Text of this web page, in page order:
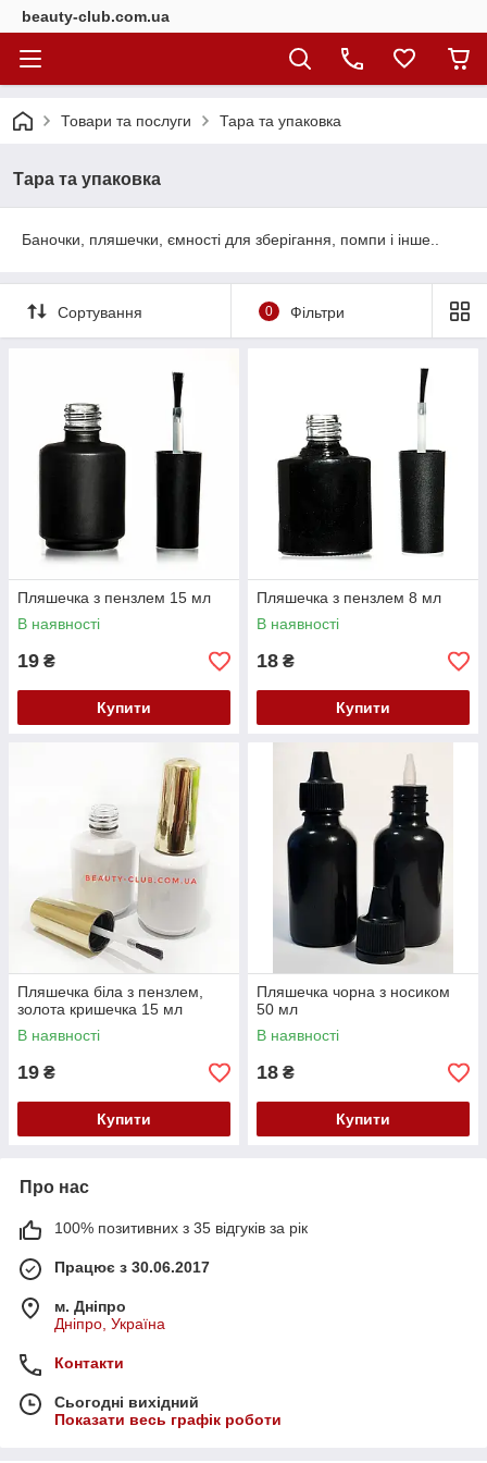
beauty-club.com.ua
Товари та послуги Тара та упаковка
Тара та упаковка
Баночки, пляшечки, ємності для зберігання, помпи і інше..
Сортування 0 Фільтри
Пляшечка з пензлем 15 мл
В наявності
19 ₴
Купити
Пляшечка з пензлем 8 мл
В наявності
18 ₴
Купити
Пляшечка біла з пензлем,
золота кришечка 15 мл
В наявності
19 ₴
Купити
Пляшечка чорна з носиком
50 мл
В наявності
18 ₴
Купити
Про нас
100% позитивних з 35 відгуків за рік
Працює з 30.06.2017
м. Дніпро
Дніпро, Україна
Контакти
Сьогодні вихідний
Показати весь графік роботи